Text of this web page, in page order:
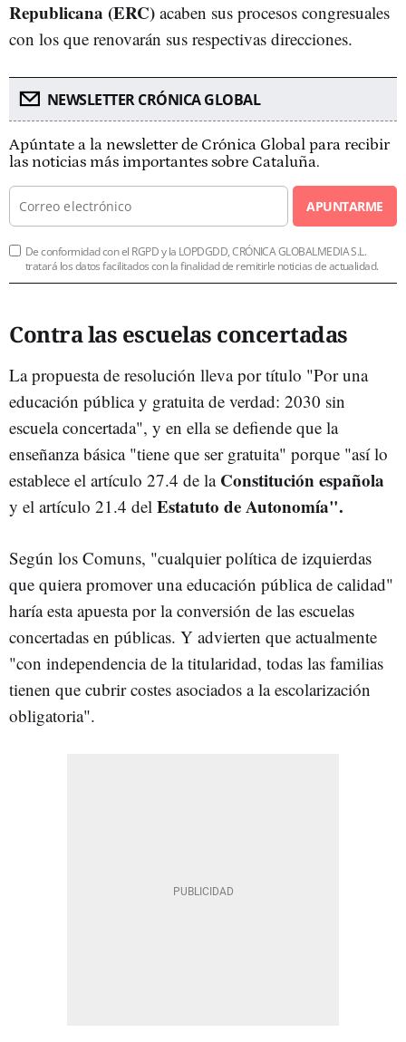
Republicana (ERC) acaben sus procesos congresuales
con los que renovarán sus respectivas direcciones.
NEWSLETTER CRÓNICA GLOBAL
Apúntate a la newsletter de Crónica Global para recibir
las noticias más importantes sobre Cataluña.
APUNTARME
De conformidad con el RGPD y la LOPDGDD, CRÓNICA GLOBALMEDIA S.L.
tratará los datos facilitados con la finalidad de remitirle noticias de actualidad.
Contra las escuelas concertadas
La propuesta de resolución lleva por título "Por una
educación pública y gratuita de verdad: 2030 sin
escuela concertada", y en ella se defiende que la
enseñanza básica "tiene que ser gratuita" porque "así lo
establece el artículo 27.4 de la Constitución española
y el artículo 21.4 del Estatuto de Autonomía".
Según los Comuns, "cualquier política de izquierdas
que quiera promover una educación pública de calidad"
haría esta apuesta por la conversión de las escuelas
concertadas en públicas. Y advierten que actualmente
"con independencia de la titularidad, todas las familias
tienen que cubrir costes asociados a la escolarización
obligatoria".